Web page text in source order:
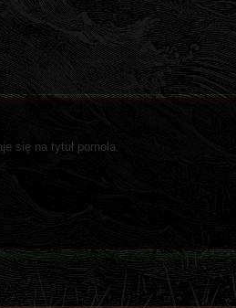
się na tytuł pornola.